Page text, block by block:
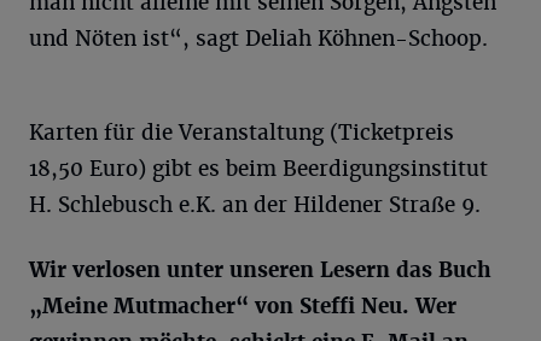
und Nöten ist“, sagt Deliah Köhnen-Schoop.
Karten für die Veranstaltung (Ticketpreis
18,50 Euro) gibt es beim Beerdigungsinstitut
H. Schlebusch e.K. an der Hildener Straße 9.
Wir verlosen unter unseren Lesern das Buch
„Meine Mutmacher“ von Steffi Neu. Wer